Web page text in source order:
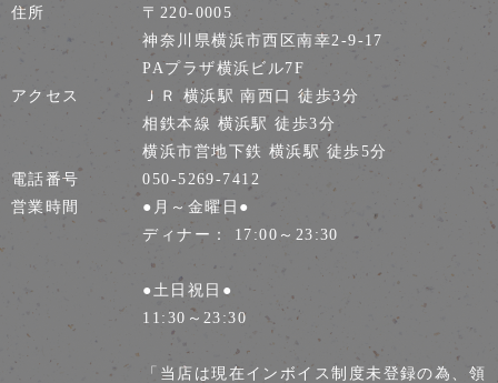
住所
〒220-0005
神奈川県横浜市西区南幸2-9-17
PAプラザ横浜ビル7F
アクセス
ＪＲ 横浜駅 南西口 徒歩3分
相鉄本線 横浜駅 徒歩3分
横浜市営地下鉄 横浜駅 徒歩5分
電話番号
050-5269-7412
営業時間
●月～金曜日●
ディナー： 17:00～23:30
●土日祝日●
11:30～23:30
「当店は現在インボイス制度未登録の為、領